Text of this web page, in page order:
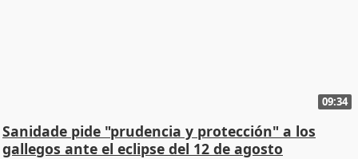
09:34
Sanidade pide "prudencia y protección" a los
gallegos ante el eclipse del 12 de agosto